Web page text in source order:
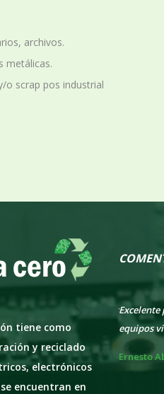
archivos.
metálicas.
o scrap pos industrial
tiene como
y reciclado
electrónicos
encuentran en
para todos los
Gracias por la atención.
Es de
del
Pablo